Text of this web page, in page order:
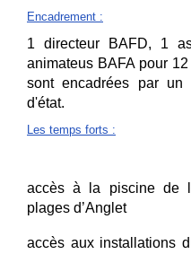
Encadrement :
1 directeur BAFD, 1
animateus BAFA pour
sont encadrées par un
d'état.
Les temps forts :
accès à la piscine de
plages d’Anglet
accès aux installations